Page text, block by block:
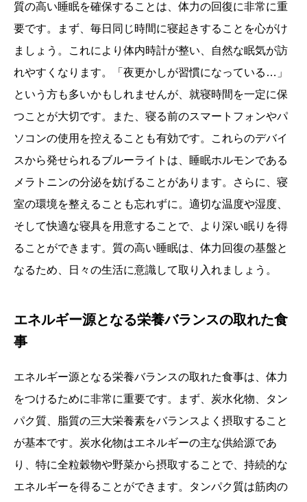
質の高い睡眠を確保することは、体力の回復に非常に重
要です。まず、毎日同じ時間に寝起きすることを心がけ
ましょう。これにより体内時計が整い、自然な眠気が訪
れやすくなります。「夜更かしが習慣になっている…」
という方も多いかもしれませんが、就寝時間を一定に保
つことが大切です。また、寝る前のスマートフォンやパ
ソコンの使用を控えることも有効です。これらのデバイ
スから発せられるブルーライトは、睡眠ホルモンである
メラトニンの分泌を妨げることがあります。さらに、寝
室の環境を整えることも忘れずに。適切な温度や湿度、
そして快適な寝具を用意することで、より深い眠りを得
ることができます。質の高い睡眠は、体力回復の基盤と
なるため、日々の生活に意識して取り入れましょう。
エネルギー源となる栄養バランスの取れた食
事
エネルギー源となる栄養バランスの取れた食事は、体力
をつけるために非常に重要です。まず、炭水化物、タン
パク質、脂質の三大栄養素をバランスよく摂取すること
が基本です。炭水化物はエネルギーの主な供給源であ
り、特に全粒穀物や野菜から摂取することで、持続的な
エネルギーを得ることができます。タンパク質は筋肉の